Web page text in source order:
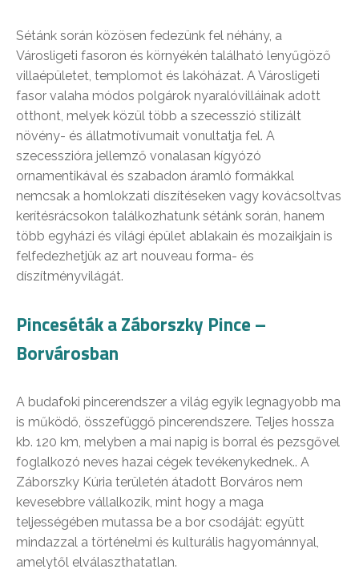
Sétánk során közösen fedezünk fel néhány, a
Városligeti fasoron és környékén található lenyűgöző
villaépületet, templomot és lakóházat. A Városligeti
fasor valaha módos polgárok nyaralóvilláinak adott
otthont, melyek közül több a szecesszió stilizált
növény- és állatmotívumait vonultatja fel. A
szecesszióra jellemző vonalasan kígyózó
ornamentikával és szabadon áramló formákkal
nemcsak a homlokzati díszítéseken vagy kovácsoltvas
kerítésrácsokon találkozhatunk sétánk során, hanem
több egyházi és világi épület ablakain és mozaikjain is
felfedezhetjük az art nouveau forma- és
díszítményvilágát.
Pinceséták a Záborszky Pince –
Borvárosban
A budafoki pincerendszer a világ egyik legnagyobb ma
is működő, összefüggő pincerendszere. Teljes hossza
kb. 120 km, melyben a mai napig is borral és pezsgővel
foglalkozó neves hazai cégek tevékenykednek.. A
Záborszky Kúria területén átadott Borváros nem
kevesebbre vállalkozik, mint hogy a maga
teljességében mutassa be a bor csodáját: együtt
mindazzal a történelmi és kulturális hagyománnyal,
amelytől elválaszthatatlan.